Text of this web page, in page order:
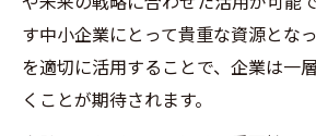
す中小企業にとって貴重な資源とな
を適切に活用することで、企業は一
くことが期待されます。